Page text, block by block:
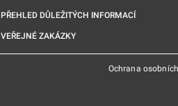
PŘEHLED DŮLEŽITÝCH INFORMACÍ
VEŘEJNÉ ZAKÁZKY
Ochrana